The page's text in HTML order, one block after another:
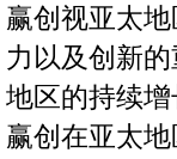
赢创视亚太
力以及创新
地区的持续
赢创在亚太